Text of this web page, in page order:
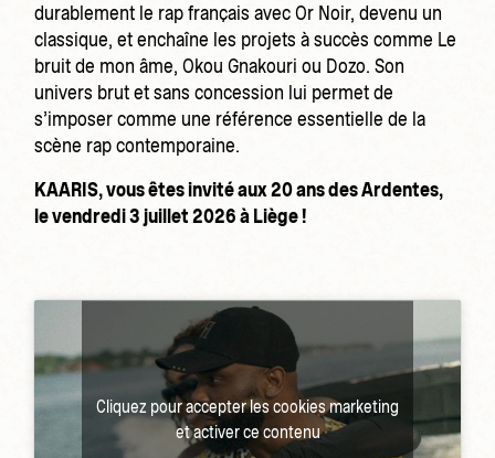
durablement le rap français avec Or Noir, devenu un
classique, et enchaîne les projets à succès comme Le
bruit de mon âme, Okou Gnakouri ou Dozo. Son
univers brut et sans concession lui permet de
s’imposer comme une référence essentielle de la
scène rap contemporaine.
KAARIS, vous êtes invité aux 20 ans des Ardentes,
le vendredi 3 juillet 2026 à Liège !
Cliquez pour accepter les cookies marketing
et activer ce contenu